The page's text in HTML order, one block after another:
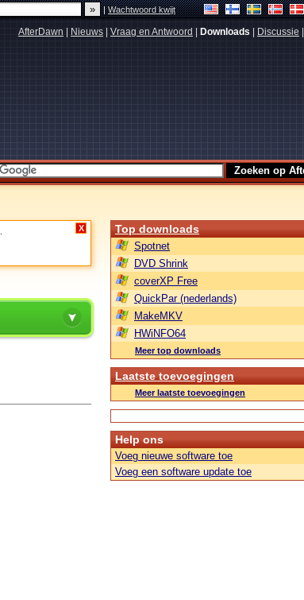
|Wachtwoord kwijt
AfterDawn Nieuws Vraag en Antwoord Downloads Discussie
X Top downloads
Spotnet
DVD Shrink
coverXP Free
QuickPar (nederlands)
MakeMKV
HWiNFO64
Meer top downloads
Laatste toevoegingen
Meer laatste toevoegingen
Help ons
Voeg nieuwe software toe
Voeg een software update toe